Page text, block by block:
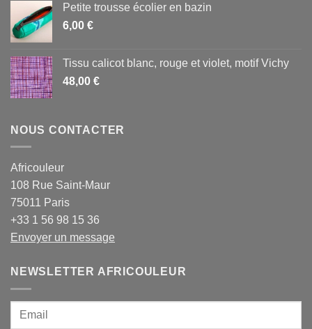
10,00 €
Petite trousse écolier en bazin
6,00 €
Tissu calicot blanc, rouge et violet, motif Vichy
48,00 €
NOUS CONTACTER
Africouleur
108 Rue Saint-Maur
75011 Paris
+33 1 56 98 15 36
Envoyer un message
NEWSLETTER AFRICOULEUR